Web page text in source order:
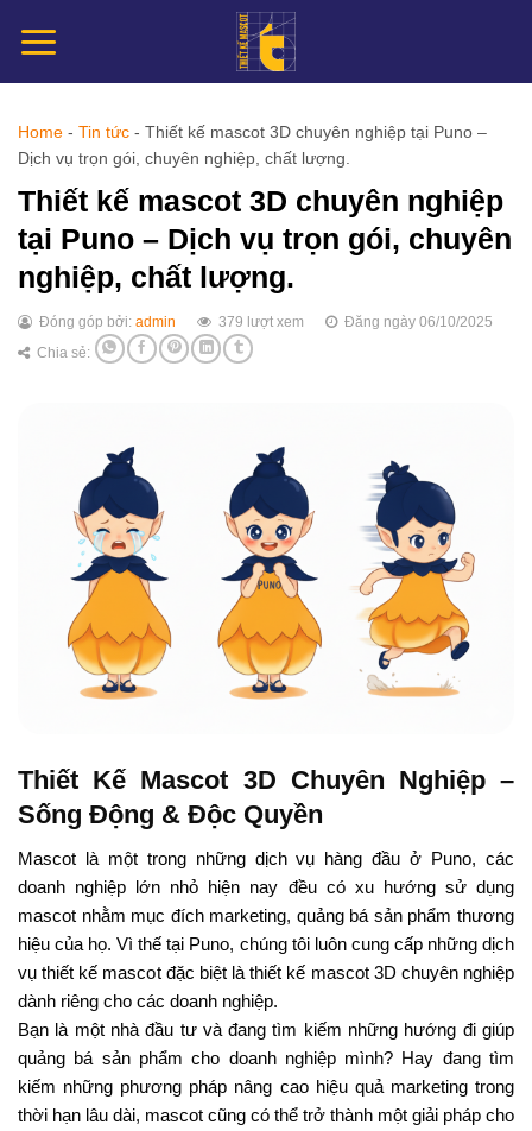
đến
Home - Tin tức - Thiết kế mascot 3D chuyên nghiệp tại Puno –
Dịch vụ trọn gói, chuyên nghiệp, chất lượng.
Thiết kế mascot 3D chuyên nghiệp
tại Puno – Dịch vụ trọn gói, chuyên
nghiệp, chất lượng.
Đóng góp bởi: admin 379 lượt xem
Đăng ngày 06/10/2025
Chia sẻ:
Thiết Kế Mascot 3D Chuyên Nghiệp –
Sống Động & Độc Quyền
Mascot là một trong những dịch vụ hàng đầu ở Puno, các
doanh nghiệp lớn nhỏ hiện nay đều có xu hướng sử dụng
mascot nhằm mục đích marketing, quảng bá sản phẩm thương
hiệu của họ. Vì thế tại Puno, chúng tôi luôn cung cấp những dịch
vụ thiết kế mascot đặc biệt là thiết kế mascot 3D chuyên nghiệp
dành riêng cho các doanh nghiệp.
Bạn là một nhà đầu tư và đang tìm kiếm những hướng đi giúp
quảng bá sản phẩm cho doanh nghiệp mình? Hay đang tìm
kiếm những phương pháp nâng cao hiệu quả marketing trong
thời hạn lâu dài, mascot cũng có thể trở thành một giải pháp cho